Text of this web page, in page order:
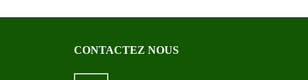
CONTACTEZ NOUS